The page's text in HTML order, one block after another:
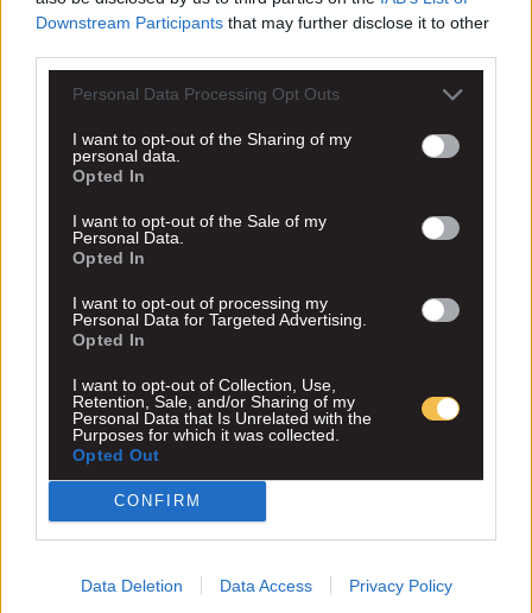
Downstream Participants that may further disclose it to other
Personal Data Processing Opt Outs
I want to opt-out of the Sharing of my
personal data.
Opted In
I want to opt-out of the Sale of my
Personal Data.
Opted In
I want to opt-out of processing my
Personal Data for Targeted Advertising.
Opted In
I want to opt-out of Collection, Use,
Retention, Sale, and/or Sharing of my
Personal Data that Is Unrelated with the
Purposes for which it was collected.
Opted Out
CONFIRM
Data Deletion Data Access Privacy Policy